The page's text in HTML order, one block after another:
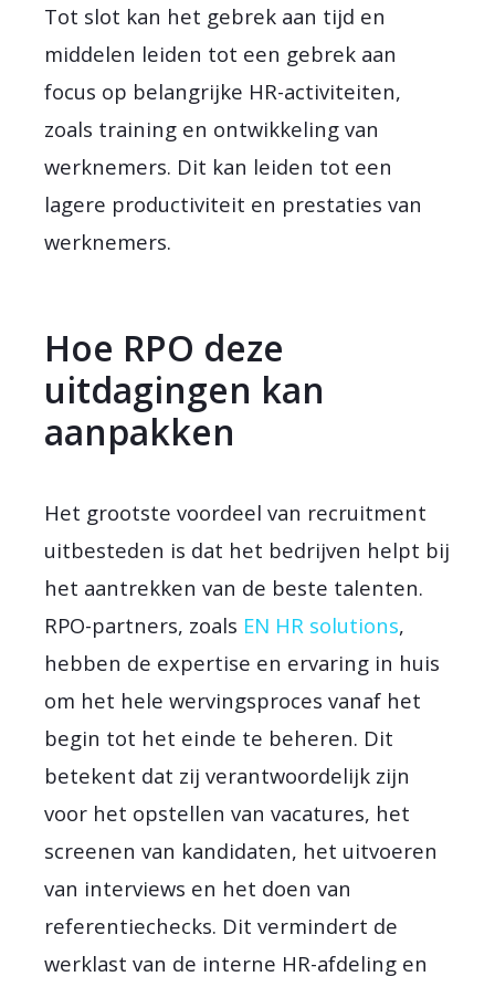
Tot slot kan het gebrek aan tijd en
middelen leiden tot een gebrek aan
focus op belangrijke HR-activiteiten,
zoals training en ontwikkeling van
werknemers. Dit kan leiden tot een
lagere productiviteit en prestaties van
werknemers.
Hoe RPO deze
uitdagingen kan
aanpakken
Het grootste voordeel van recruitment
uitbesteden is dat het bedrijven helpt bij
het aantrekken van de beste talenten.
RPO-partners, zoals EN HR solutions,
hebben de expertise en ervaring in huis
om het hele wervingsproces vanaf het
begin tot het einde te beheren. Dit
betekent dat zij verantwoordelijk zijn
voor het opstellen van vacatures, het
screenen van kandidaten, het uitvoeren
van interviews en het doen van
referentiechecks. Dit vermindert de
werklast van de interne HR-afdeling en